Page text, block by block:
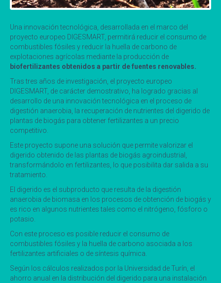
Una innovación tecnológica, desarrollada en el marco del
proyecto europeo DIGESMART, permitirá reducir el consumo de
combustibles fósiles y reducir la huella de carbono de
explotaciones agrícolas mediante la producción de
biofertilizantes obtenidos a partir de fuentes renovables.
Tras tres años de investigación, el proyecto europeo
DIGESMART, de carácter demostrativo, ha logrado gracias al
desarrollo de una innovación tecnológica en el proceso de
digestión anaerobia, la recuperación de nutrientes del digerido de
plantas de biogás para obtener fertilizantes a un precio
competitivo.
Este proyecto supone una solución que permite valorizar el
digerido obtenido de las plantas de biogás agroindustrial,
transformándolo en fertilizantes, lo que posibilita dar salida a su
tratamiento.
El digerido es el subproducto que resulta de la digestión
anaerobia de biomasa en los procesos de obtención de biogás y
es rico en algunos nutrientes tales como el nitrógeno, fósforo o
potasio.
Con este proceso es posible reducir el consumo de
combustibles fósiles y la huella de carbono asociada a los
fertilizantes artificiales o de síntesis química.
Según los cálculos realizados por la Universidad de Turín, el
ahorro anual en la distribución del digerido para una instalación